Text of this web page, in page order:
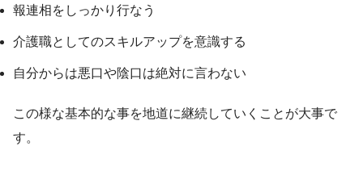
報連相をしっかり行なう
介護職としてのスキルアップを意識する
自分からは悪口や陰口は絶対に言わない
この様な基本的な事を地道に継続していくことが大事で
す。